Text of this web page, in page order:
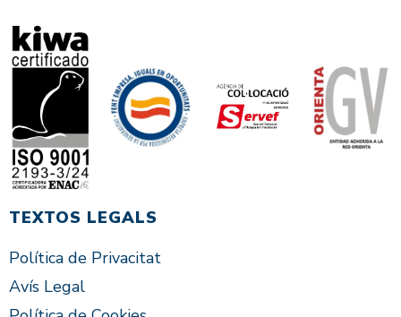
TEXTOS LEGALS
Política de Privacitat
Avís Legal